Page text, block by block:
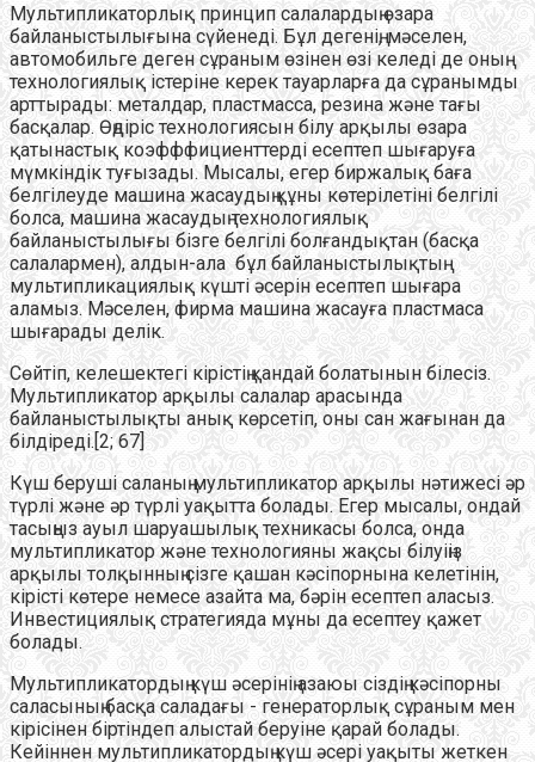
Мультипликаторлық принцип салалардың өзара
байланыстылығына сүйенеді. Бұл дегенің, мәселен,
автомобильге деген сұраным өзінен өзі келеді де оның
технологиялық істеріне керек тауарларға да сұранымды
арттырады: металдар, пластмасса, резина және тағы
басқалар. Өңдіріс технологиясын білу арқылы өзара
қатынастық коэфффициенттерді есептеп шығаруға
мүмкіндік туғызады. Мысалы, егер биржалық баға
белгілеуде машина жасаудың құны көтерілетіні белгілі
болса, машина жасаудың технологиялық
байланыстылығы бізге белгілі болғандықтан (басқа
салалармен), алдын-ала бұл байланыстылықтың
мультипликациялық күшті әсерін есептеп шығара
аламыз. Мәселен, фирма машина жасауға пластмаса
шығарады делік.
Сөйтіп, келешектегі кірістің қандай болатынын білесіз.
Мультипликатор арқылы салалар арасында
байланыстылықты анық көрсетіп, оны сан жағынан да
білдіреді.[2; 67]
Күш беруші саланың мультипликатор арқылы нәтижесі әр
түрлі және әр түрлі уақытта болады. Егер мысалы, ондай
тасыңыз ауыл шаруашылық техникасы болса, онда
мультипликатор және технологияны жақсы білуіңіз
арқылы толқынның сізге қашан кәсіпорнына келетінін,
кірісті көтере немесе азайта ма, бәрін есептеп аласыз.
Инвестициялық стратегияда мұны да есептеу қажет
болады.
Мультипликатордың күш әсерінің азаюы сіздің кәсіпорны
саласының басқа саладағы - генераторлық сұраным мен
кірісінен біртіндеп алыстай беруіне қарай болады.
Кейіннен мультипликатордың күш әсері уақыты жеткен